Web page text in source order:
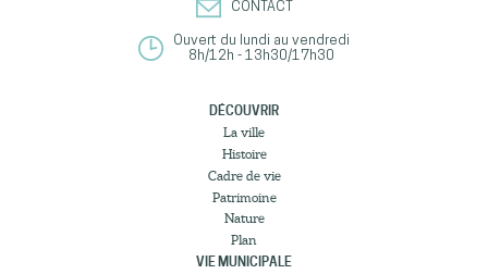
CONTACT
Ouvert du lundi au vendredi
8h/12h - 13h30/17h30
DÉCOUVRIR
La ville
Histoire
Cadre de vie
Patrimoine
Nature
Plan
VIE MUNICIPALE